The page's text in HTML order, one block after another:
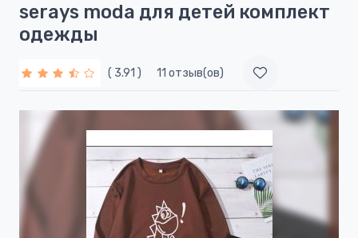
serays moda для детей комплект
одежды
( 3.91 ) 11 отзыв(ов)